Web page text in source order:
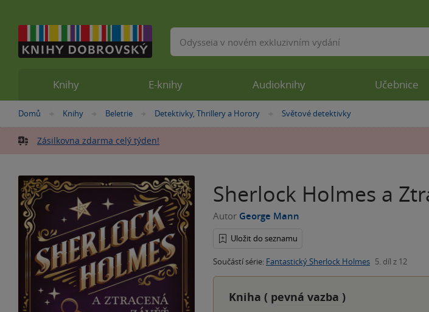
Nacházíte
zde:
Domů »
Knihy »
Beletrie »
Detektivky, Thrillery a Horory »
Světové detektivky
Zásilkovna zdarma celý týden!
Sherlock Holmes a
Autor George Mann
Uložit do seznamu
Součástí série: Fantastický Sherlock Holmes 5. díl z 12
Kniha ( pevná vazba )
Knihy E-knihy Audioknihy Učebnice
Vyhledávání